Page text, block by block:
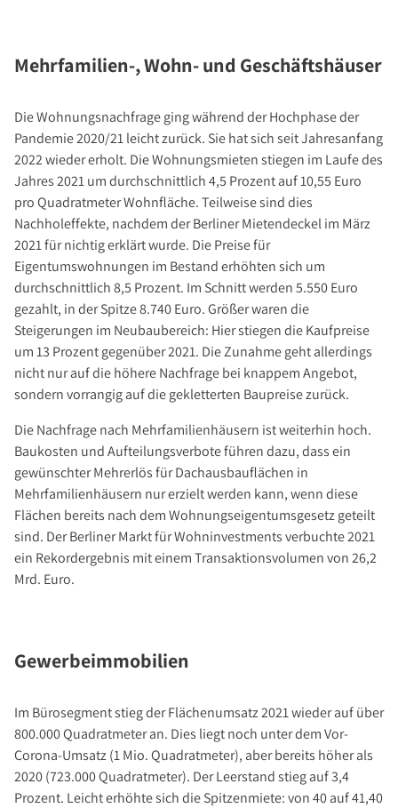
Suchauftrag Wohnen
Bauträger / Projektentwickler
Hausverwaltung
Nachlassservice
Blog
News
Podcast
Ratgeber
Über Uns
Unternehmen
Team
Kundenbewertungen
Stellenangebote
Presse
Kontakt
Mehrfamilien-, Wohn- und Geschäftshäuser
Die Wohnungsnachfrage ging während der Hochphase der
Pandemie 2020/21 leicht zurück. Sie hat sich seit Jahresanfang
2022 wieder erholt. Die Wohnungsmieten stiegen im Laufe des
Jahres 2021 um durchschnittlich 4,5 Prozent auf 10,55 Euro
pro Quadratmeter Wohnfläche. Teilweise sind dies
Nachholeffekte, nachdem der Berliner Mietendeckel im März
2021 für nichtig erklärt wurde. Die Preise für
Eigentumswohnungen im Bestand erhöhten sich um
durchschnittlich 8,5 Prozent. Im Schnitt werden 5.550 Euro
gezahlt, in der Spitze 8.740 Euro. Größer waren die
Steigerungen im Neubaubereich: Hier stiegen die Kaufpreise
um 13 Prozent gegenüber 2021. Die Zunahme geht allerdings
nicht nur auf die höhere Nachfrage bei knappem Angebot,
sondern vorrangig auf die gekletterten Baupreise zurück.
Die Nachfrage nach Mehrfamilienhäusern ist weiterhin hoch.
Baukosten und Aufteilungsverbote führen dazu, dass ein
gewünschter Mehrerlös für Dachausbauflächen in
Mehrfamilienhäusern nur erzielt werden kann, wenn diese
Flächen bereits nach dem Wohnungseigentumsgesetz geteilt
sind. Der Berliner Markt für Wohninvestments verbuchte 2021
ein Rekordergebnis mit einem Transaktionsvolumen von 26,2
Mrd. Euro.
Gewerbeimmobilien
Im Bürosegment stieg der Flächenumsatz 2021 wieder auf über
800.000 Quadratmeter an. Dies liegt noch unter dem Vor-
Corona-Umsatz (1 Mio. Quadratmeter), aber bereits höher als
2020 (723.000 Quadratmeter). Der Leerstand stieg auf 3,4
Prozent. Leicht erhöhte sich die Spitzenmiete: von 40 auf 41,40